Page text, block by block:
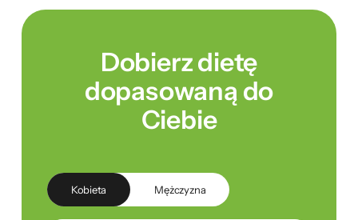
Dobierz dietę
dopasowaną do
Ciebie
Kobieta Mężczyzna